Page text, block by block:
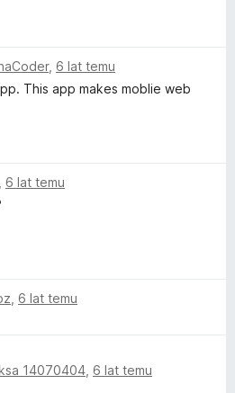
, 6 lat temu
This app makes moblie web
6 lat temu
6 lat temu
14070404 6 lat temu